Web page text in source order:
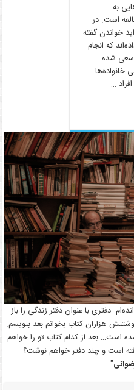
به
است. در
خواندن گفته
که انجام
سعی شده
خانواده‌ها
…
دفتری با عنوان دفتر زندگی را باز
هزاران کتاب بخوانم بعد بنویسم.
است… بعد از کدام کتاب تو را خواهم
است و چند دفتر خواهم نوشت؟
"